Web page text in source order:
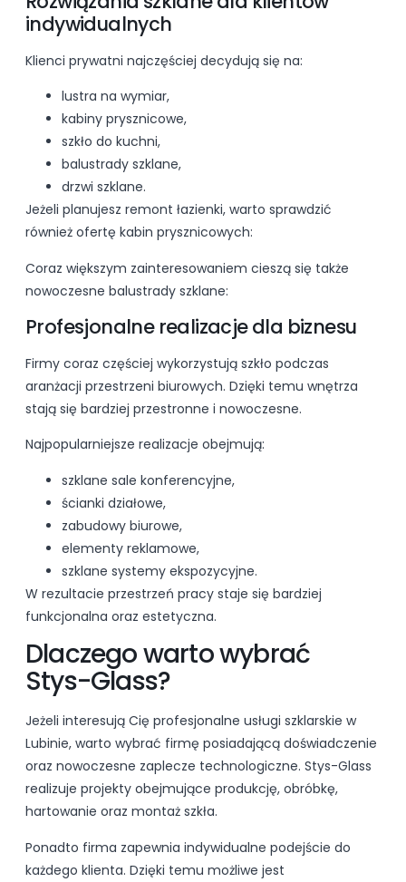
indywidualnych
Klienci prywatni najczęściej decydują się na:
lustra na wymiar,
kabiny prysznicowe,
szkło do kuchni,
balustrady szklane,
drzwi szklane.
Jeżeli planujesz remont łazienki, warto sprawdzić
również ofertę kabin prysznicowych:
Coraz większym zainteresowaniem cieszą się także
nowoczesne balustrady szklane:
Profesjonalne realizacje dla biznesu
Firmy coraz częściej wykorzystują szkło podczas
aranżacji przestrzeni biurowych. Dzięki temu wnętrza
stają się bardziej przestronne i nowoczesne.
Najpopularniejsze realizacje obejmują:
szklane sale konferencyjne,
ścianki działowe,
zabudowy biurowe,
elementy reklamowe,
szklane systemy ekspozycyjne.
W rezultacie przestrzeń pracy staje się bardziej
funkcjonalna oraz estetyczna.
Dlaczego warto wybrać
Stys-Glass?
Jeżeli interesują Cię profesjonalne usługi szklarskie w
Lubinie, warto wybrać firmę posiadającą doświadczenie
oraz nowoczesne zaplecze technologiczne. Stys-Glass
realizuje projekty obejmujące produkcję, obróbkę,
hartowanie oraz montaż szkła.
Ponadto firma zapewnia indywidualne podejście do
każdego klienta. Dzięki temu możliwe jest